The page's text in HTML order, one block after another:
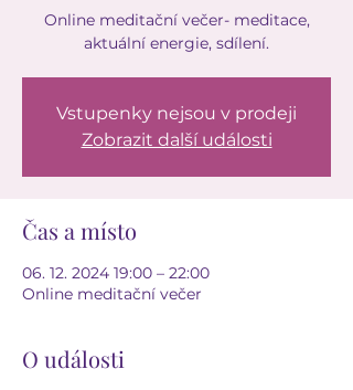
Online meditační večer- meditace,
Vstupenky nejsou v prodeji
Zobrazit další události
Čas a místo
06. 12. 2024 19:00 – 22:00
Online meditační večer
O události